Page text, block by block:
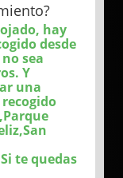
hay
desde
sea
Y
una
te quedas